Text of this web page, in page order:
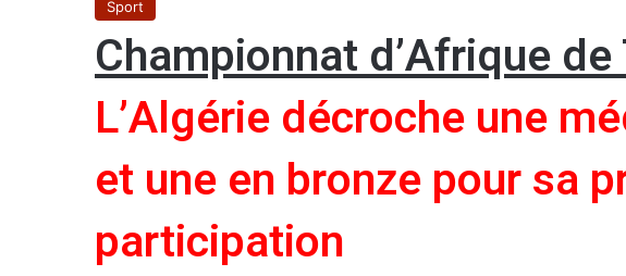
Sport
Championnat d’Afrique
L’Algérie décroche une
et une en bronze pour sa
participation